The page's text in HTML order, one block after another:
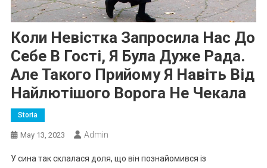
Коли Невістка Запросила Нас До
Себе В Гості, Я Була Дуже Рада.
Але Такого Прийому Я Навіть Від
Найлютішого Ворога Не Чекала
Storia
May 13, 2023 Admin
У сина так склалася доля, що він познайомився із